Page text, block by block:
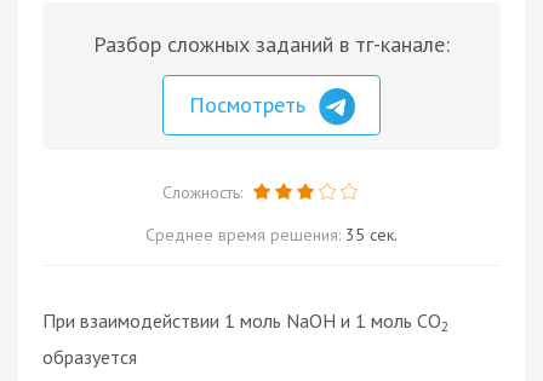
Разбор сложных заданий в тг-канале:
Посмотреть
Сложность:
Среднее время решения: 35 сек.
При взаимодействии 1 моль NaOH и 1 моль CO2
образуется